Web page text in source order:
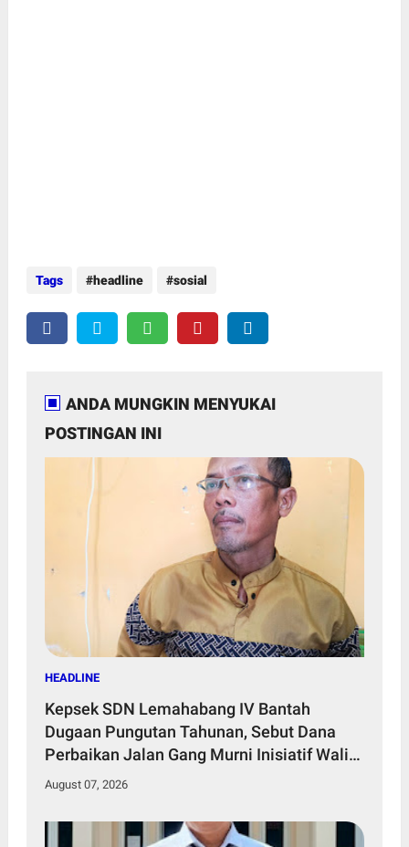
Tags headline sosial
ANDA MUNGKIN MENYUKAI
POSTINGAN INI
HEADLINE
Kepsek SDN Lemahabang IV Bantah
Dugaan Pungutan Tahunan, Sebut Dana
Perbaikan Jalan Gang Murni Inisiatif Wali
Murid
August 07, 2026